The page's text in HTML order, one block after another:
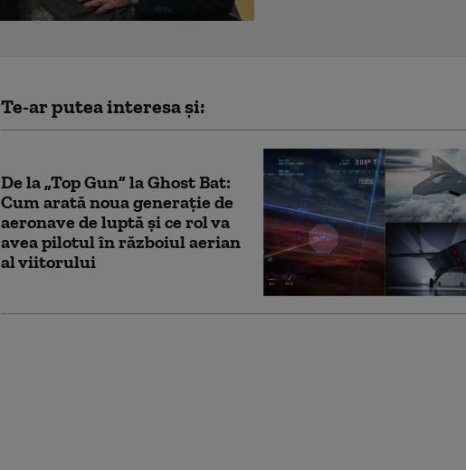
Te-ar putea interesa și:
De la „Top Gun” la Ghost Bat:
Cum arată noua generație de
aeronave de luptă și ce rol va
avea pilotul în războiul aerian
al viitorului